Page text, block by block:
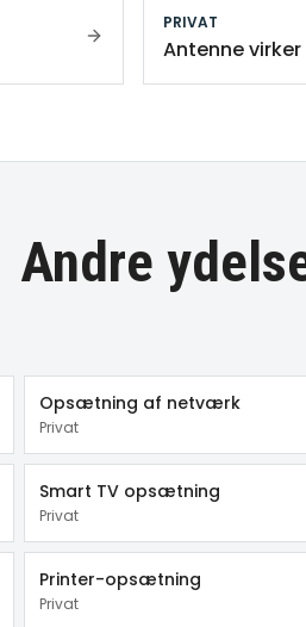
PRIVAT
Antenne
Andre
Opsætning af netværk
Privat
Smart TV opsætning
Privat
Printer-opsætning
Privat